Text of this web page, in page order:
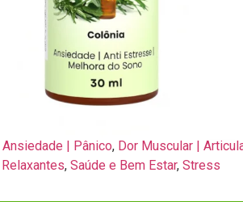
Ansiedade | Pânico, Dor Muscular |
Relaxantes, Saúde e Bem Estar, Stress